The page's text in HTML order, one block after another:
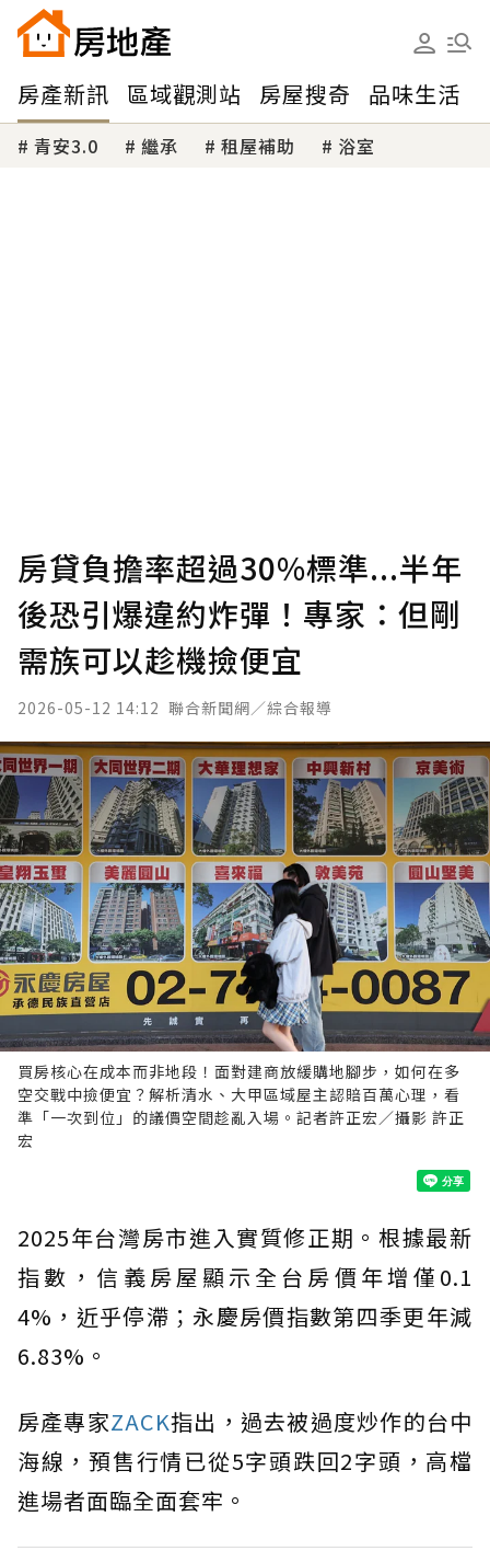
房產新訊 區域觀測站 房屋搜奇 品味生活
青安3.0 繼承 租屋補助 浴室
房貸負擔率超過30%標準...半年
後恐引爆違約炸彈！專家：但剛
需族可以趁機撿便宜
2026-05-12 14:12 聯合新聞網／綜合報導
買房核心在成本而非地段！面對建商放緩購地腳步，如何在多
空交戰中撿便宜？解析清水、大甲區域屋主認賠百萬心理，看
準「一次到位」的議價空間趁亂入場。記者許正宏／攝影 許正
宏
2025年台灣房市進入實質修正期。根據最新
指數，信義房屋顯示全台房價年增僅0.1
4%，近乎停滯；永慶房價指數第四季更年減
6.83%。
房產專家ZACK指出，過去被過度炒作的台中
海線，預售行情已從5字頭跌回2字頭，高檔
進場者面臨全面套牢。